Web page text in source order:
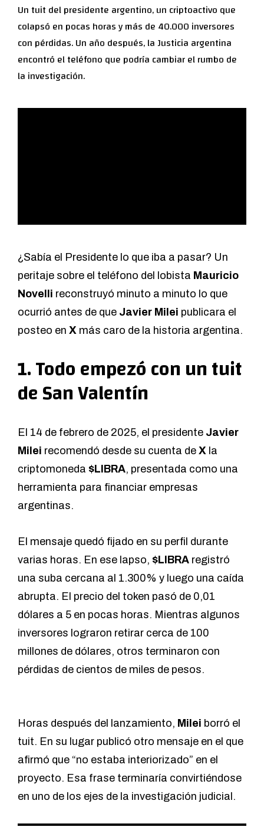
Un tuit del presidente argentino, un criptoactivo que
colapsó en pocas horas y más de 40.000 inversores
con pérdidas. Un año después, la Justicia argentina
encontró el teléfono que podría cambiar el rumbo de
la investigación.
¿Sabía el Presidente lo que iba a pasar? Un
peritaje sobre el teléfono del lobista Mauricio
Novelli reconstruyó minuto a minuto lo que
ocurrió antes de que Javier Milei publicara el
posteo en X más caro de la historia argentina.
1. Todo empezó con un tuit
de San Valentín
El 14 de febrero de 2025, el presidente Javier
Milei recomendó desde su cuenta de X la
criptomoneda $LIBRA, presentada como una
herramienta para financiar empresas
argentinas.
El mensaje quedó fijado en su perfil durante
varias horas. En ese lapso, $LIBRA registró
una suba cercana al 1.300% y luego una caída
abrupta. El precio del token pasó de 0,01
dólares a 5 en pocas horas. Mientras algunos
inversores lograron retirar cerca de 100
millones de dólares, otros terminaron con
pérdidas de cientos de miles de pesos.
Horas después del lanzamiento, Milei borró el
tuit. En su lugar publicó otro mensaje en el que
afirmó que “no estaba interiorizado” en el
proyecto. Esa frase terminaría convirtiéndose
en uno de los ejes de la investigación judicial.